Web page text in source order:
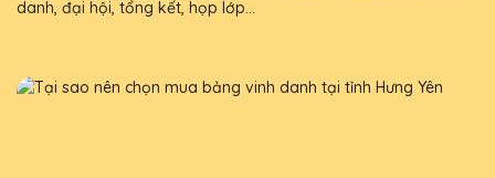
danh, đại hội, tổng kết, họp lớp...